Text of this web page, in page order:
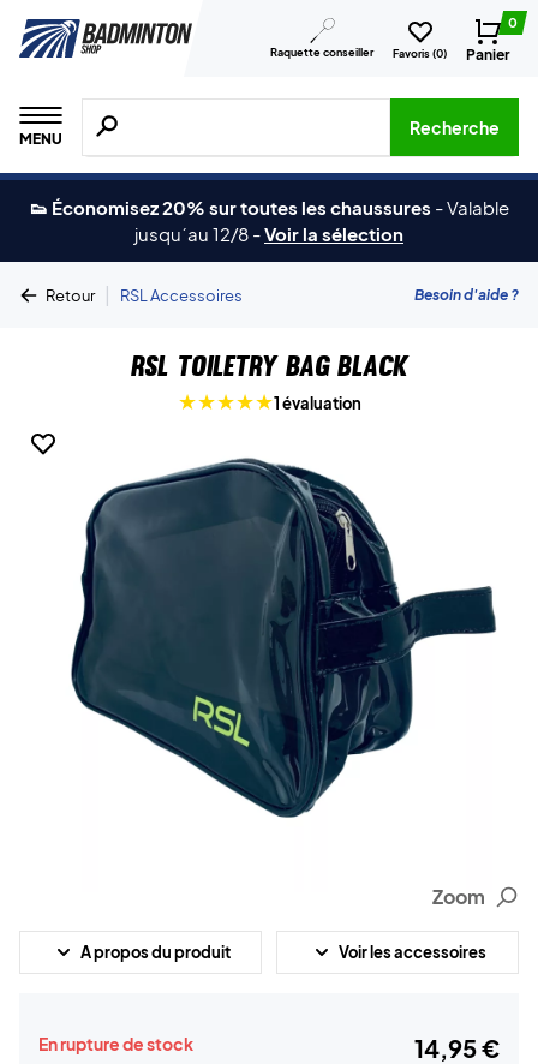
Raquette conseiller Favoris (0)
0
Panier
MENU
Recherche de produits, de marques, etc.
Recherche
👟 Économisez 20% sur toutes les chaussures -Valable
jusqu´au 12/8 -Voir la sélection
Retour | RSL Accessoires Besoin d'aide ?
RSL Toiletry Bag Black
1 évaluation
Zoom
A propos du produit Voir les accessoires
En rupture de stock 14,95 €